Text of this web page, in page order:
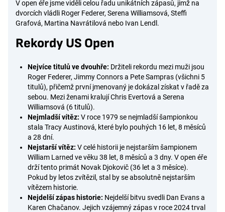
V open éře jsme viděli celou řadu unikátních zápasů, jimž na
dvorcích vládli Roger Federer, Serena Williamsová, Steffi
Grafová, Martina Navrátilová nebo Ivan Lendl.
Rekordy US Open
Nejvíce titulů ve dvouhře: Držiteli rekordu mezi muži jsou
Roger Federer, Jimmy Connors a Pete Sampras (všichni 5
titulů), přičemž první jmenovaný je dokázal získat v řadě za
sebou. Mezi ženami kralují Chris Evertová a Serena
Williamsová (6 titulů).
Nejmladší vítěz: V roce 1979 se nejmladší šampionkou
stala Tracy Austinová, které bylo pouhých 16 let, 8 měsíců
a 28 dní.
Nejstarší vítěz: V celé historii je nejstarším šampionem
William Larned ve věku 38 let, 8 měsíců a 3 dny. V open éře
drží tento primát Novak Djokovič (36 let a 3 měsíce).
Pokud by letos zvítězil, stal by se absolutně nejstarším
vítězem historie.
Nejdelší zápas historie: Nejdelší bitvu svedli Dan Evans a
Karen Chačanov. Jejich vzájemný zápas v roce 2024 trval